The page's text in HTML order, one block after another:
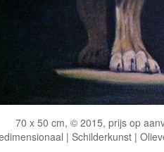
70 x 50 cm, © 2015, prijs op
| Schilderkunst |